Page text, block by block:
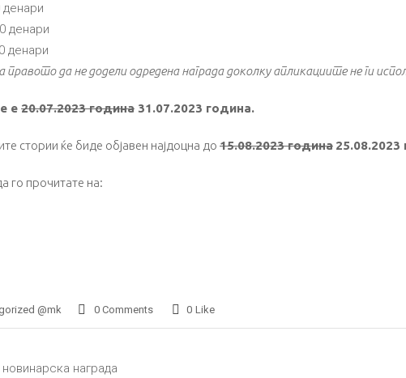
денари
денари
денари
правото да не додели одредена награда доколку апликациите не ги
е 20.07.2023 година 31.07.2023 година.
стории ќе биде објавен најдоцна до 15.08.2023 година 25.08.2023
го прочитате на:
@mk 0 Comments 0 Like
новинарска награда